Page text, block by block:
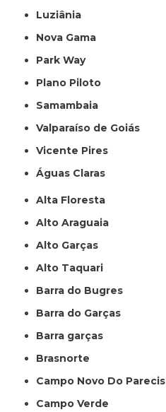
Luziânia
Nova Gama
Park Way
Plano Piloto
Samambaia
Valparaíso de Goiás
Vicente Pires
Águas Claras
Alta Floresta
Alto Araguaia
Alto Garças
Alto Taquari
Barra do Bugres
Barra do Garças
Barra garças
Brasnorte
Campo Novo Do Parecis
Campo Verde